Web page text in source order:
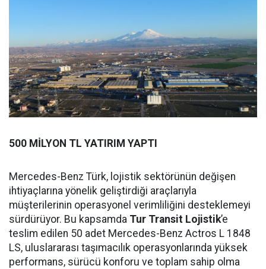
500 MİLYON TL YATIRIM YAPTI
Mercedes-Benz Türk, lojistik sektörünün değişen
ihtiyaçlarına yönelik geliştirdiği araçlarıyla
müşterilerinin operasyonel verimliliğini desteklemeyi
sürdürüyor. Bu kapsamda Tur Transit Lojistik’e
teslim edilen 50 adet Mercedes-Benz Actros L 1848
LS, uluslararası taşımacılık operasyonlarında yüksek
performans, sürücü konforu ve toplam sahip olma